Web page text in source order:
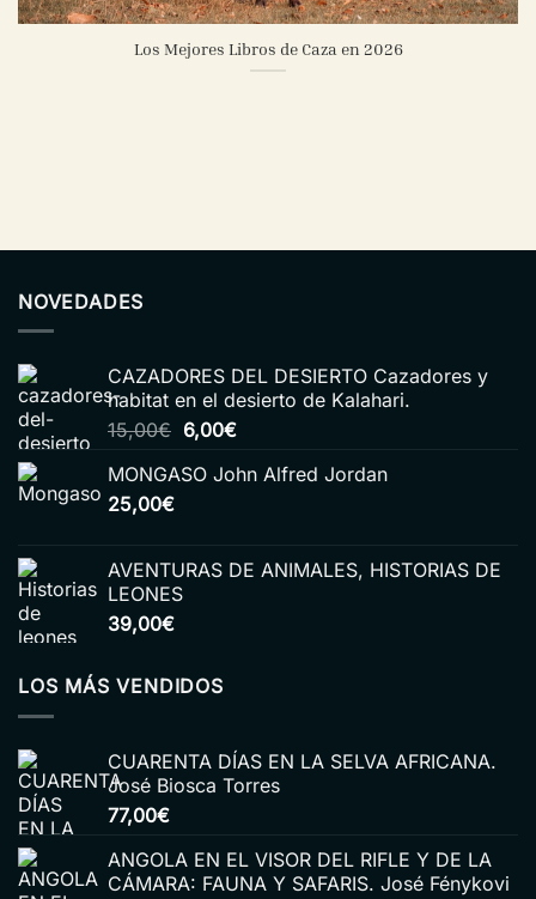
Los Mejores Libros de Caza en 2026
NOVEDADES
CAZADORES DEL DESIERTO Cazadores y
habitat en el desierto de Kalahari.
15,00€ El
original
6,00€El
actual
MONGASO John Alfred Jordan
25,00€
AVENTURAS DE ANIMALES, HISTORIAS DE
LEONES
39,00€
LOS MÁS VENDIDOS
CUARENTA DÍAS EN LA SELVA AFRICANA.
José Biosca Torres
77,00€
ANGOLA EN EL VISOR DEL RIFLE Y DE LA
CÁMARA: FAUNA Y SAFARIS. José Fénykovi